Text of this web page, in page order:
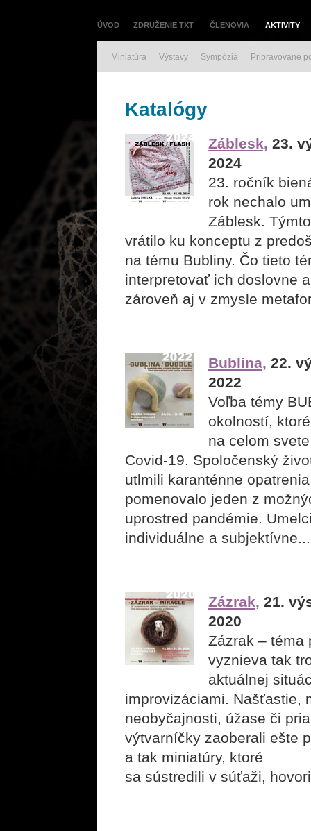
ÚVOD ZDRUŽENIE TXT ČLENOVIA AKTIVITY
Miniatúra Výstavy Sympóziá Pripravované
Katalógy
Záblesk, 23.
2024
23. ročník
rok nechalo
Záblesk.
vrátilo ku konceptu z
na tému Bubliny. Čo tieto
interpretovať ich doslovne
zároveň aj v zmysle
Bublina, 22.
2022
Voľba témy
okolností,
na celom
Covid-19. Spoločenský
utlmili karanténne
pomenovalo jeden z
uprostred pandémie.
individuálne a subjektívne...
Zázrak, 21.
2020
Zázrak – téma
vyznieva tak
aktuálnej
improvizáciami. Našťastie,
neobyčajnosti, úžase či
výtvarníčky zaoberali ešte
a tak miniatúry, ktoré
sa sústredili v súťaži,